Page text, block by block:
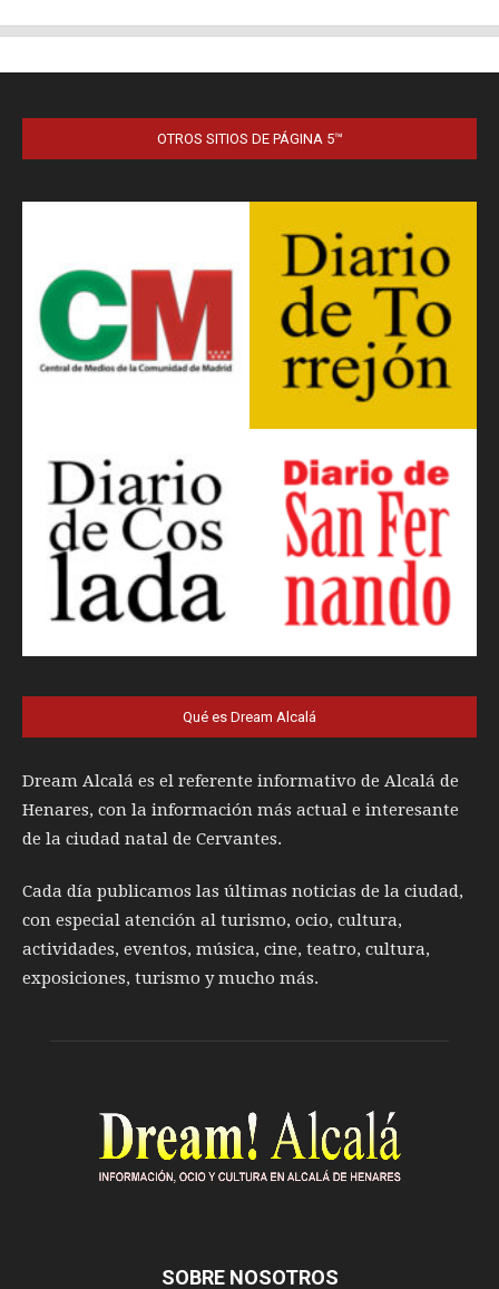
OTROS SITIOS DE PÁGINA 5™
Qué es Dream Alcalá
Dream Alcalá es el referente informativo de Alcalá de
Henares, con la información más actual e interesante
de la ciudad natal de Cervantes.
Cada día publicamos las últimas noticias de la ciudad,
con especial atención al turismo, ocio, cultura,
actividades, eventos, música, cine, teatro, cultura,
exposiciones, turismo y mucho más.
SOBRE NOSOTROS